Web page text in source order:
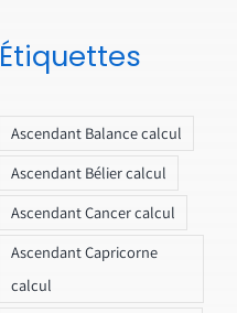
Étiquettes
Ascendant Balance calcul
Ascendant Bélier calcul
Ascendant Cancer calcul
Ascendant Capricorne
calcul